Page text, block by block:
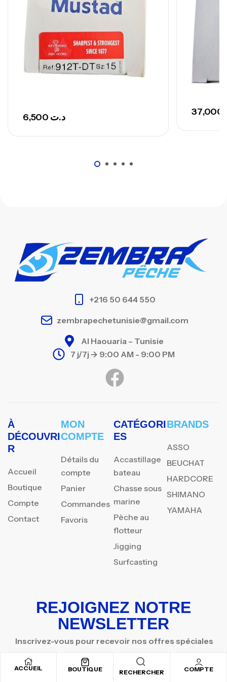
Canne Sunset Secret Cove 420 Cm 100
– 300 G
Cannes,Surfcasting
د.ت748,000
د.ت673,000
د.ت
ACCUEIL BOUTIQUE RECHERCHER COMPTE
+216 50 644 550
zembrapechetunisie@gmail.com
Al Haouaria – Tunisie
7 j/7j -> 9:00 AM - 9:00 PM
À
DÉCOUVRI
R
Accueil
Boutique
Compte
Contact
MON
COMPTE
Détails du
compte
Panier
Commandes
Favoris
CATÉGORI
ES
Accastillage
bateau
Chasse sous
marine
Pèche au
flotteur
Jigging
Surfcasting
BRANDS
ASSO
BEUCHAT
HARDCORE
SHIMANO
YAMAHA
REJOIGNEZ NOTRE
NEWSLETTER
Inscrivez-vous pour recevoir nos offres spéciales